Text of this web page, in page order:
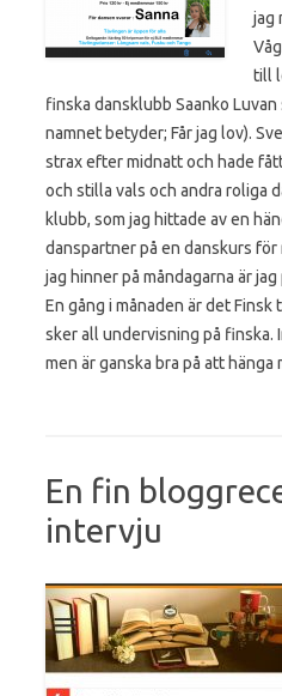
jag
till
finska dansklubb Saanko
namnet betyder; Får jag lov).
strax efter midnatt och hade
och stilla vals och andra roliga
klubb, som jag hittade av en
danspartner på en danskurs för
jag hinner på måndagarna är
En gång i månaden är det Finsk
sker all undervisning på finska.
men är ganska bra på att hänga
En fin
intervju